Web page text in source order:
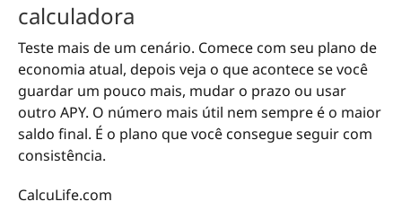
calculadora
Teste mais de um cenário. Comece com seu plano de
economia atual, depois veja o que acontece se você
guardar um pouco mais, mudar o prazo ou usar
outro APY. O número mais útil nem sempre é o maior
saldo final. É o plano que você consegue seguir com
consistência.
CalcuLife.com